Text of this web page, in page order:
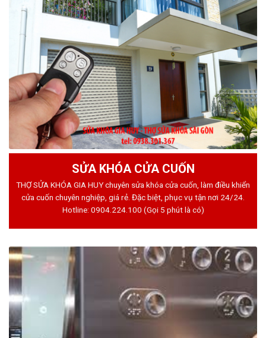
SỬA KHÓA CỬA CUỐN
THỢ SỬA KHÓA GIA HUY chuyên sửa khóa cửa cuốn, làm điều khiển
cửa cuốn chuyên nghiệp, giá rẻ. Đặc biệt, phục vụ tận nơi 24/24.
Hotline: 0904.224.100 (Gọi 5 phút là có)